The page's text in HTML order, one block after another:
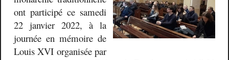
ont participé ce samedi
22 janvier 2022, à la
journée en mémoire de
Louis XVI organisée par